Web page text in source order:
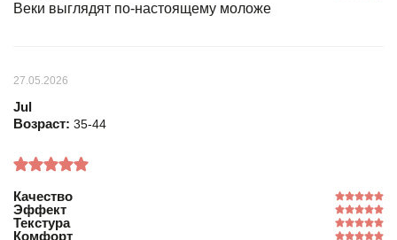
Веки выглядят по-настоящему моложе
27.05.2026
Jul
Возраст: 35-44
Качество
Эффект
Текстура
Комфорт